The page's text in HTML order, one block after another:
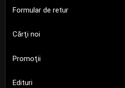
Formular de retur
Cărţi noi
Promoţii
Edituri